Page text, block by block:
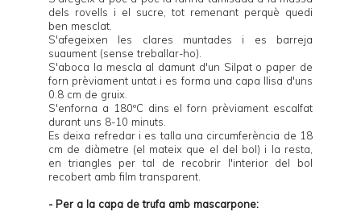
dels rovells i el sucre, tot remenant perquè quedi
ben mesclat.
S'afegeixen les clares muntades i es barreja
suaument (sense treballar-ho).
S'aboca la mescla al damunt d'un Silpato paper de
forn prèviament untat i es forma una capa llisa d'uns
0.8 cm de gruix.
S'enforna a 180ºC dins el forn prèviament escalfat
durant uns 8-10 minuts.
Es deixa refredar i es talla una circumferència de 18
cm de diàmetre (el mateix que el del bol) i la resta,
en triangles per tal de recobrir l'interior del bol
recobert amb film transparent.
- Per a la capa de trufa amb mascarpone: